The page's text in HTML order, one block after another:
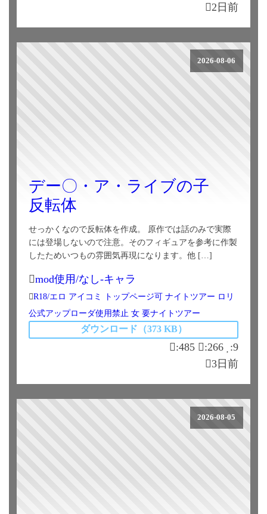
2日前
2026-08-06
デー〇・ア・ライブの子
反転体
せっかくなので反転体を作成。 原作では話のみで実際
には登場しないので注意。そのフィギュアを参考に作製
したためいつもの雰囲気再現になります。他 […]
mod使用/なし-キャラ
R18/エロ アイコミ トップページ可 ナイトツアー ロリ
公式アップローダ使用禁止 女 要ナイトツアー
ダウンロード（373 KB）
:485 :266 :9
3日前
2026-08-05